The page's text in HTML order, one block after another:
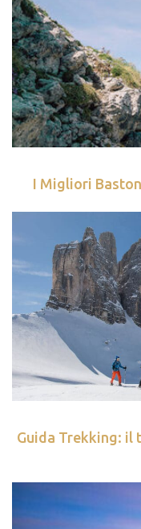
I Migliori
Guida Trekking: il